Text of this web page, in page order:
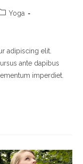
Yoga
adipiscing elit.
ante dapibus
imperdiet.